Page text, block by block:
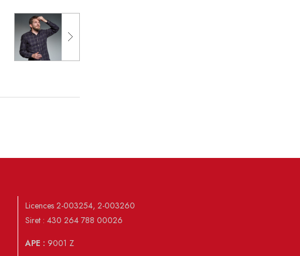
Licences 2-003254, 2-003260
Siret : 430 264 788 00026
APE : 9001 Z